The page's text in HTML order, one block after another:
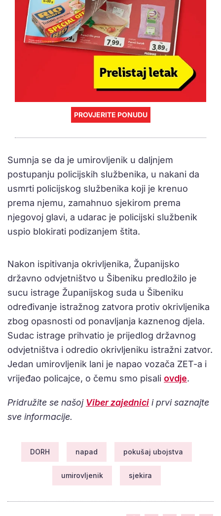
PROVJERITE PONUDU
Sumnja se da je umirovljenik u daljnjem
postupanju policijskih službenika, u nakani da
usmrti policijskog službenika koji je krenuo
prema njemu, zamahnuo sjekirom prema
njegovoj glavi, a udarac je policijski službenik
uspio blokirati podizanjem štita.
Nakon ispitivanja okrivljenika, Županijsko
državno odvjetništvo u Šibeniku predložilo je
sucu istrage Županijskog suda u Šibeniku
određivanje istražnog zatvora protiv okrivljenika
zbog opasnosti od ponavljanja kaznenog djela.
Sudac istrage prihvatio je prijedlog državnog
odvjetništva i odredio okrivljeniku istražni zatvor.
Jedan umirovljenik lani je napao vozača ZET-a i
vrijeđao policajce, o čemu smo pisali ovdje.
Pridružite se našoj Viber zajednici i prvi saznajte
sve informacije.
DORH napad pokušaj ubojstva
umirovljenik sjekira